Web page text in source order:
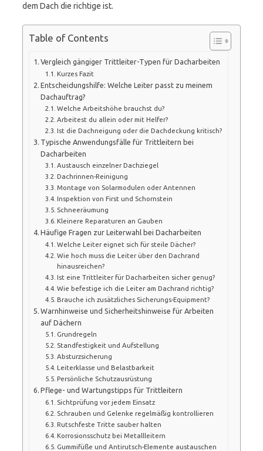
dem Dach die richtige ist.
Table of Contents
Vergleich gängiger Trittleiter-Typen für Dacharbeiten
Kurzes Fazit
Entscheidungshilfe: Welche Leiter passt zu meinem
Dachauftrag?
Welche Arbeitshöhe brauchst du?
Arbeitest du allein oder mit Helfer?
Ist die Dachneigung oder die Dachdeckung kritisch?
Typische Anwendungsfälle für Trittleitern bei
Dacharbeiten
Austausch einzelner Dachziegel
Dachrinnen-Reinigung
Montage von Solarmodulen oder Antennen
Inspektion von First und Schornstein
Schneeräumung
Kleinere Reparaturen an Gauben
Häufige Fragen zur Leiterwahl bei Dacharbeiten
Welche Leiter eignet sich für steile Dächer?
Wie hoch muss die Leiter über den Dachrand
hinausreichen?
Ist eine Trittleiter für Dacharbeiten sicher genug?
Wie befestige ich die Leiter am Dachrand richtig?
Brauche ich zusätzliches Sicherungs-Equipment?
Warnhinweise und Sicherheitshinweise für Arbeiten
auf Dächern
Grundregeln
Standfestigkeit und Aufstellung
Absturzsicherung
Leiterklasse und Belastbarkeit
Persönliche Schutzausrüstung
Pflege- und Wartungstipps für Trittleitern
Sichtprüfung vor jedem Einsatz
Schrauben und Gelenke regelmäßig kontrollieren
Rutschfeste Tritte sauber halten
Korrosionsschutz bei Metallleitern
Gummifüße und Antirutsch-Elemente austauschen